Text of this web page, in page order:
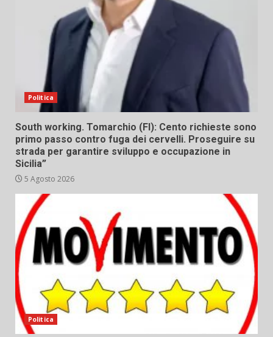
Politica
South working. Tomarchio (FI): Cento richieste sono
primo passo contro fuga dei cervelli. Proseguire su
strada per garantire sviluppo e occupazione in
Sicilia”
5 Agosto 2026
Politica